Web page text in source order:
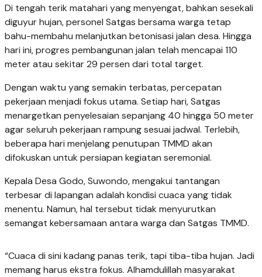
Di tengah terik matahari yang menyengat, bahkan sesekali
diguyur hujan, personel Satgas bersama warga tetap
bahu-membahu melanjutkan betonisasi jalan desa. Hingga
hari ini, progres pembangunan jalan telah mencapai 110
meter atau sekitar 29 persen dari total target.
Dengan waktu yang semakin terbatas, percepatan
pekerjaan menjadi fokus utama. Setiap hari, Satgas
menargetkan penyelesaian sepanjang 40 hingga 50 meter
agar seluruh pekerjaan rampung sesuai jadwal. Terlebih,
beberapa hari menjelang penutupan TMMD akan
difokuskan untuk persiapan kegiatan seremonial.
Kepala Desa Godo, Suwondo, mengakui tantangan
terbesar di lapangan adalah kondisi cuaca yang tidak
menentu. Namun, hal tersebut tidak menyurutkan
semangat kebersamaan antara warga dan Satgas TMMD.
“Cuaca di sini kadang panas terik, tapi tiba-tiba hujan. Jadi
memang harus ekstra fokus. Alhamdulillah masyarakat